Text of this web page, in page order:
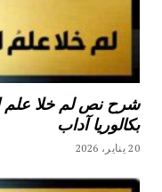
شرح نص لم خلا علم
بكالوريا آداب
20 يناير، 2026